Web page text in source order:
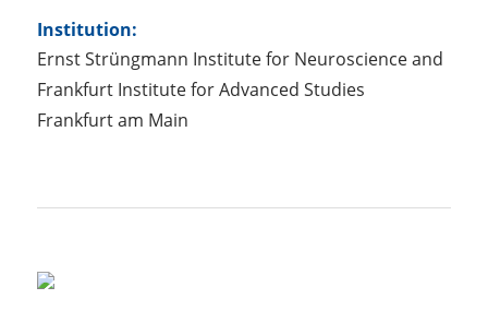
Institution:
Ernst Strüngmann Institute for Neuroscience and
Frankfurt Institute for Advanced Studies
Frankfurt am Main